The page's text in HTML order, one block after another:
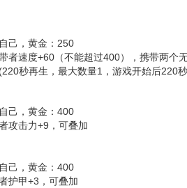
己，黄金：250
者速度+60（不能超过400），携带两个
秒再生，最大数量1，游戏开始后220
己，黄金：400
攻击力+9，可叠加
己，黄金：400
护甲+3，可叠加